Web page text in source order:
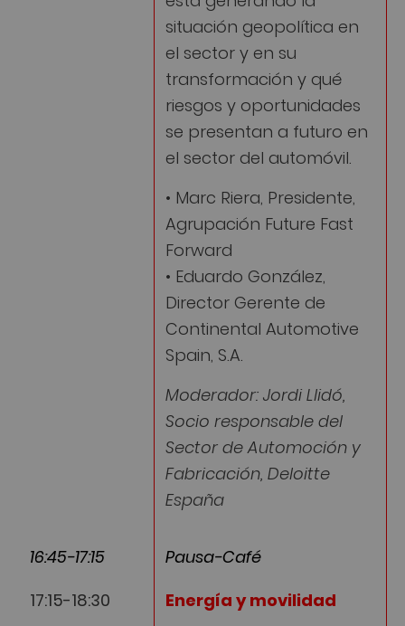
situación geopolítica en
el sector y en su
transformación y qué
riesgos y oportunidades
se presentan a futuro en
el sector del automóvil.
• Marc Riera, Presidente,
Agrupación Future Fast
Forward
• Eduardo González,
Director Gerente de
Continental Automotive
Spain, S.A.
Moderador: Jordi Llidó,
Socio responsable del
Sector de Automoción y
Fabricación, Deloitte
España
16:45-17:15
Pausa-Café
17:15-18:30
Energía y movilidad